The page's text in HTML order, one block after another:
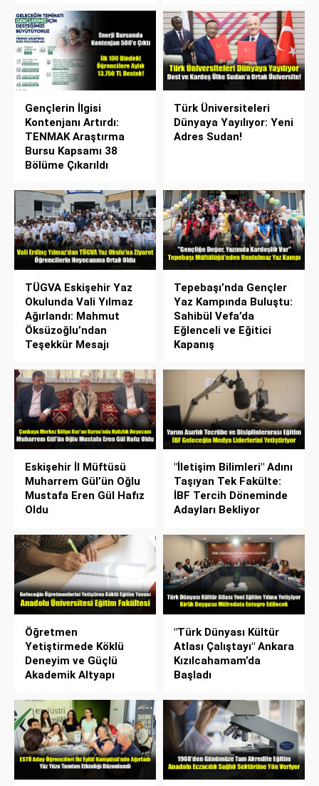
Gençlerin İlgisi
Kontenjanı Artırdı:
TENMAK Araştırma
Bursu Kapsamı 38
Bölüme Çıkarıldı
Türk Üniversiteleri
Dünyaya Yayılıyor: Yeni
Adres Sudan!
TÜGVA Eskişehir Yaz
Okulunda Vali Yılmaz
Ağırlandı: Mahmut
Öksüzoğlu’ndan
Teşekkür Mesajı
Tepebaşı’nda Gençler
Yaz Kampında Buluştu:
Sahibül Vefa’da
Eğlenceli ve Eğitici
Kapanış
Eskişehir İl Müftüsü
Muharrem Gül’ün Oğlu
Mustafa Eren Gül Hafız
Oldu
"İletişim Bilimleri" Adını
Taşıyan Tek Fakülte:
İBF Tercih Döneminde
Adayları Bekliyor
Öğretmen
Yetiştirmede Köklü
Deneyim ve Güçlü
Akademik Altyapı
"Türk Dünyası Kültür
Atlası Çalıştayı" Ankara
Kızılcahamam’da
Başladı